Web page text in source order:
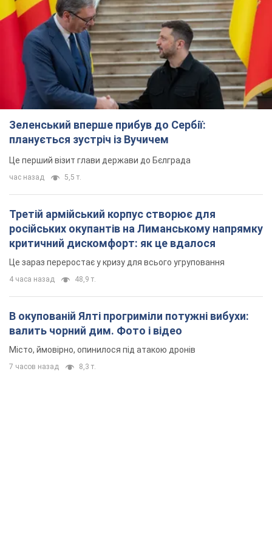
Зеленський вперше прибув до Сербії:
планується зустріч із Вучичем
Це перший візит глави держави до Бєлграда
час назад 5,5 т.
Третій армійський корпус створює для
російських окупантів на Лиманському напрямку
критичний дискомфорт: як це вдалося
Це зараз переростає у кризу для всього угруповання
4 часа назад 48,9 т.
В окупованій Ялті прогриміли потужні вибухи:
валить чорний дим. Фото і відео
Місто, ймовірно, опинилося під атакою дронів
7 часов назад 8,3 т.